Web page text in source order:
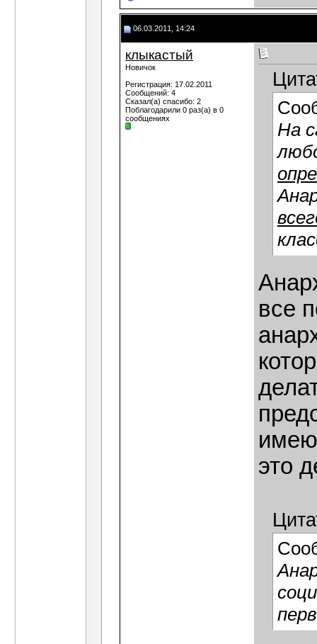
06.03.2011, 14:24
клыкастый
Новичок
Регистрация: 17.02.2011
Сообщений: 4
Сказал(а) спасибо: 2
Поблагодарили 0 раз(а) в 0
сообщениях
На
все
это